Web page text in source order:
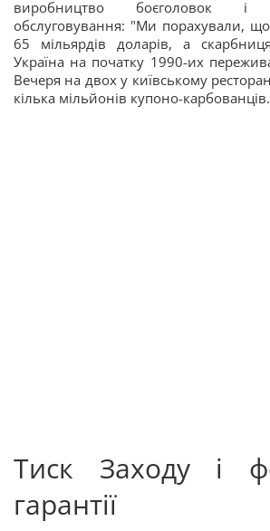
виробництво боєголовок і
обслуговування: "Ми порахували,
65 мільярдів доларів, а
Україна на початку 1990-их
Вечеря на двох у київському
кілька мільйонів купоно-карбованців.
Тиск Заходу і
гарантії